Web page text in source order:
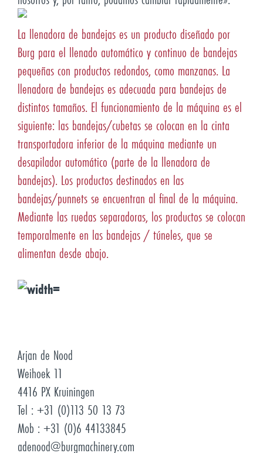
La llenadora de bandejas es un producto diseñado por
Burg para el llenado automático y continuo de bandejas
pequeñas con productos redondos, como manzanas. La
llenadora de bandejas es adecuada para bandejas de
distintos tamaños. El funcionamiento de la máquina es el
siguiente: las bandejas/cubetas se colocan en la cinta
transportadora inferior de la máquina mediante un
desapilador automático (parte de la llenadora de
bandejas). Los productos destinados en las
bandejas/punnets se encuentran al final de la máquina.
Mediante las ruedas separadoras, los productos se colocan
temporalmente en las bandejas / túneles, que se
alimentan desde abajo.
Arjan de Nood
Weihoek 11
4416 PX Kruiningen
Tel : +31 (0)113 50 13 73
Mob : +31 (0)6 44133845
adenood@burgmachinery.com